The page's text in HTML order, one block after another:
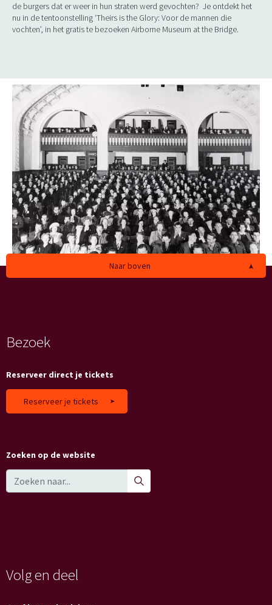
de burgers dat er weer in hun straten werd gevochten? Je ontdekt het
nu in de tentoonstelling ‘Theirs is the Glory: Voor de mannen die
vochten’, in het gratis te bezoeken Airborne Museum at the Bridge.
Naar boven
Bezoek
Reserveer direct je tickets
Reserveer je tickets
Zoeken op de website
Volg en deel